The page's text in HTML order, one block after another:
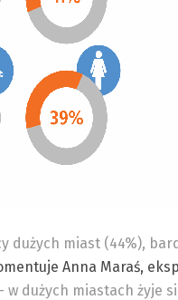
dużych miast (44%),
Anna Maraś,
w dużych miastach żyje